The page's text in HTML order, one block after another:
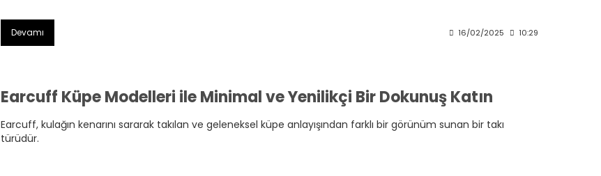
Devamı 16/02/2025 10:29
Earcuff Küpe Modelleri ile Minimal ve Yenilikçi Bir Dokunuş Katın
Earcuff, kulağın kenarını sararak takılan ve geleneksel küpe anlayışından farklı bir görünüm sunan bir takı
türüdür.